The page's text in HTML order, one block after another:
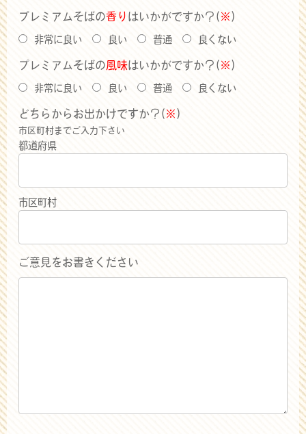
プレミアムそばの香り はいかがですか？(※ )
非常に良い 良い 普通 良くない
プレミアムそばの風味はいかがですか？(※ )
非常に良い 良い 普通 良くない
どちらからお出かけですか？(※)
市区町村までご入力下さい
都道府県
市区町村
ご意見をお書きください